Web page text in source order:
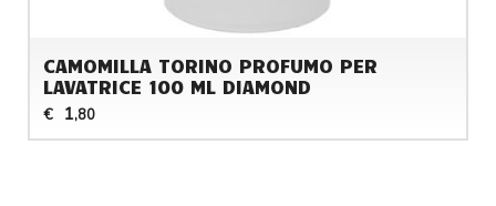
CAMOMILLA TORINO PROFUMO PER
LAVATRICE 100 ML DIAMOND
€ 1,80